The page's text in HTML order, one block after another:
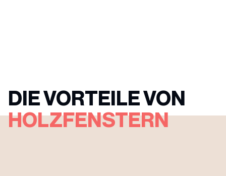
DIE VORTEILE VON
HOLZFENSTERN